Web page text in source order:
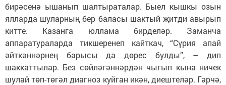
бирәсенә ышанып шалтыраталар. Быел кышкы озын
ялларда шуларның бер баласы шактый җитди авырып
китте. Казанга юллама бирделәр. Заманча
аппаратураларда тикшеренеп кайткач, “Сүрия апай
әйткәннәрнең барысы да дөрес булды”, – дип
шаккаттылар. Без сөйләгәннәрдән чыгып кына ничек
шулай төп-төгәл диагноз куйган икән, диештеләр. Гәрчә,